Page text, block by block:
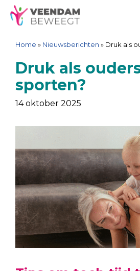
Ga
naar
inhoud
Spring
naar
navigatie
Sitemap
Ga
naar
inhoud
Home » Nieuwsberichten » Druk als
Druk als
sporten?
14 oktober 2025